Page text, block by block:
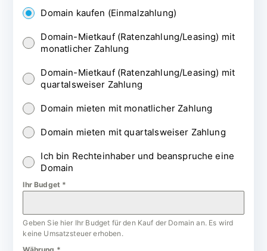
Domain kaufen (Einmalzahlung)
Domain-Mietkauf (Ratenzahlung/Leasing) mit
monatlicher Zahlung
Domain-Mietkauf (Ratenzahlung/Leasing) mit
quartalsweiser Zahlung
Domain mieten mit monatlicher Zahlung
Domain mieten mit quartalsweiser Zahlung
Ich bin Rechteinhaber und beanspruche eine
Domain
Ihr Budget *
Geben Sie hier Ihr Budget für den Kauf der Domain an. Es wird
keine Umsatzsteuer erhoben.